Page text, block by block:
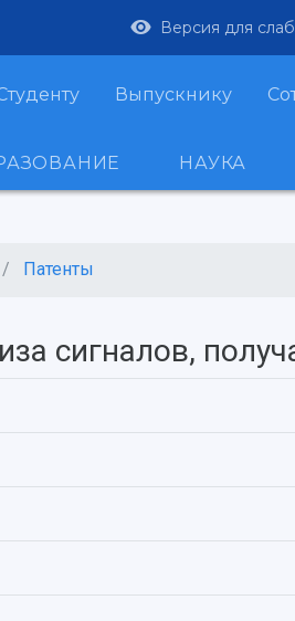
Версия для
Выпускнику
НАУКА
Патенты
сигналов,